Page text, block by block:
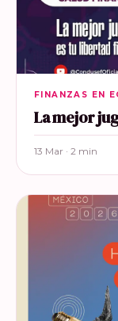
FINANZAS EN
La mejor
13 Mar · 2 min